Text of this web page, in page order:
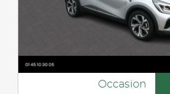
Occasion